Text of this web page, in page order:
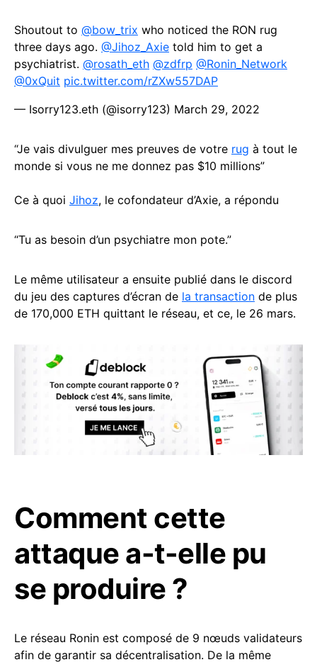
Shoutout to @bow_trix who noticed the RON rug
three days ago. @Jihoz_Axie told him to get a
psychiatrist. @rosath_eth @zdfrp @Ronin_Network
@0xQuit pic.twitter.com/rZXw557DAP
— Isorry123.eth (@isorry123) March 29, 2022
“Je vais divulguer mes preuves de votre rug à tout le
monde si vous ne me donnez pas $10 millions”
Ce à quoi Jihoz, le cofondateur d’Axie, a répondu
“Tu as besoin d’un psychiatre mon pote.”
Le même utilisateur a ensuite publié dans le discord
du jeu des captures d’écran de la transaction de plus
de 170,000 ETH quittant le réseau, et ce, le 26 mars.
Comment cette
attaque a-t-elle pu
se produire ?
Le réseau Ronin est composé de 9 nœuds validateurs
afin de garantir sa décentralisation. De la même